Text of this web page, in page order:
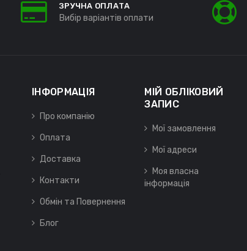
ЗРУЧНА ОПЛАТА
Вибір варіантів оплати
ІНФОРМАЦІЯ
Про компанію
Оплата
Доставка
Контакти
Обмін та Повернення
Блог
МІЙ ОБЛІКОВИЙ
ЗАПИС
Мої замовлення
Мої адреси
Моя власна
інформація